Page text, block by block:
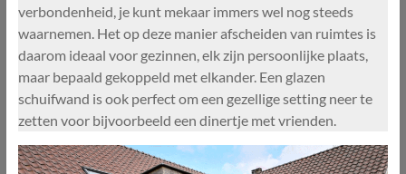
verbondenheid, je kunt mekaar immers wel nog steeds
waarnemen. Het op deze manier afscheiden van ruimtes is
daarom ideaal voor gezinnen, elk zijn persoonlijke plaats,
maar bepaald gekoppeld met elkander. Een glazen
schuifwand is ook perfect om een gezellige setting neer te
zetten voor bijvoorbeeld een dinertje met vrienden.